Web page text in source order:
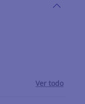
Ver todo